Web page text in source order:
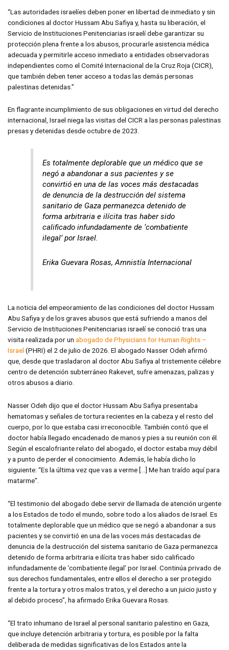
“Las autoridades israelíes deben poner en libertad de inmediato y sin
condiciones al doctor Hussam Abu Safiya y, hasta su liberación, el
Servicio de Instituciones Penitenciarias israelí debe garantizar su
protección plena frente a los abusos, procurarle asistencia médica
adecuada y permitirle acceso inmediato a entidades observadoras
independientes como el Comité Internacional de la Cruz Roja (CICR),
que también deben tener acceso a todas las demás personas
palestinas detenidas.”
En flagrante incumplimiento de sus obligaciones en virtud del derecho
internacional, Israel niega las visitas del CICR a las personas palestinas
presas y detenidas desde octubre de 2023.
Es totalmente deplorable que un médico que se
negó a abandonar a sus pacientes y se
convirtió en una de las voces más destacadas
de denuncia de la destrucción del sistema
sanitario de Gaza permanezca detenido de
forma arbitraria e ilícita tras haber sido
calificado infundadamente de ‘combatiente
ilegal’ por Israel.
Erika Guevara Rosas, Amnistía Internacional
La noticia del empeoramiento de las condiciones del doctor Hussam
Abu Safiya y de los graves abusos que está sufriendo a manos del
Servicio de Instituciones Penitenciarias israelí se conoció tras una
visita realizada por un abogado de Physicians for Human Rights –
Israel (PHRI) el 2 de julio de 2026. El abogado Nasser Odeh afirmó
que, desde que trasladaron al doctor Abu Safiya al tristemente célebre
centro de detención subterráneo Rakevet, sufre amenazas, palizas y
otros abusos a diario.
Nasser Odeh dijo que el doctor Hussam Abu Safiya presentaba
hematomas y señales de tortura recientes en la cabeza y el resto del
cuerpo, por lo que estaba casi irreconocible. También contó que el
doctor había llegado encadenado de manos y pies a su reunión con él.
Según el escalofriante relato del abogado, el doctor estaba muy débil
y a punto de perder el conocimiento. Además, le había dicho lo
siguiente: “Es la última vez que vas a verme […] Me han traído aquí para
matarme”.
“El testimonio del abogado debe servir de llamada de atención urgente
a los Estados de todo el mundo, sobre todo a los aliados de Israel. Es
totalmente deplorable que un médico que se negó a abandonar a sus
pacientes y se convirtió en una de las voces más destacadas de
denuncia de la destrucción del sistema sanitario de Gaza permanezca
detenido de forma arbitraria e ilícita tras haber sido calificado
infundadamente de ‘combatiente ilegal’ por Israel. Continúa privado de
sus derechos fundamentales, entre ellos el derecho a ser protegido
frente a la tortura y otros malos tratos, y el derecho a un juicio justo y
al debido proceso”, ha afirmado Erika Guevara Rosas.
“El trato inhumano de Israel al personal sanitario palestino en Gaza,
que incluye detención arbitraria y tortura, es posible por la falta
deliberada de medidas significativas de los Estados ante la